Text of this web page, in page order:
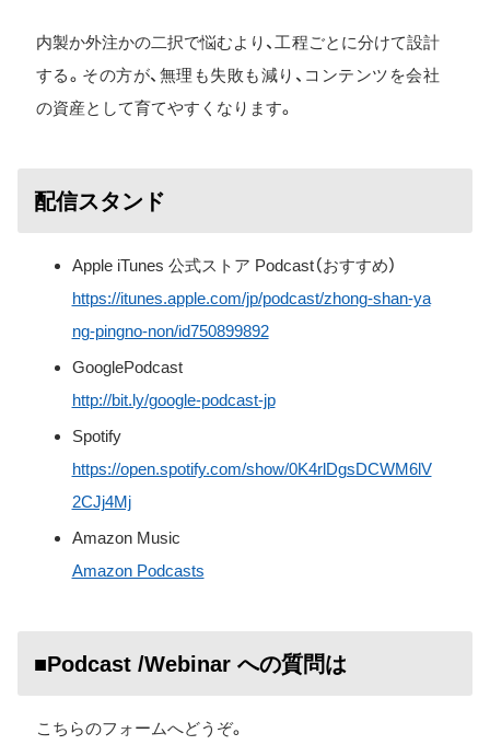
内製か外注かの二択で悩むより、工程ごとに分けて設計
する。その方が、無理も失敗も減り、コンテンツを会社
の資産として育てやすくなります。
配信スタンド
Apple iTunes 公式ストア Podcast（おすすめ）
https://itunes.apple.com/jp/podcast/zhong-shan-ya
ng-pingno-non/id750899892
GooglePodcast
http://bit.ly/google-podcast-jp
Spotify
https://open.spotify.com/show/0K4rlDgsDCWM6lV
2CJj4Mj
Amazon Music
Amazon Podcasts
■Podcast /Webinar への質問は
こちらのフォームへどうぞ。